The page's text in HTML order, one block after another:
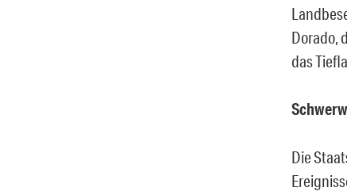
Dorado,
das
Die